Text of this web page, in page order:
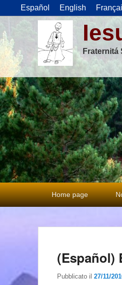
Español English
Fraternitá
Menu
principale
Home page
(Español)
Pubblicato il 27/11/